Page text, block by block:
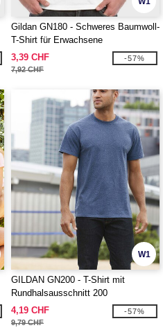
Gildan GN180 - Schweres Baumwoll-
T-Shirt für Erwachsene
3,39 CHF
7,92 CHF
-57%
W1
GILDAN GN200 - T-Shirt mit
Rundhalsausschnitt 200
4,19 CHF
9,79 CHF
-57%